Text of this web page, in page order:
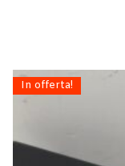
In offerta!